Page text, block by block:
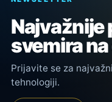
Najvažnije
svemira
Prijavite se za
tehnologiji.